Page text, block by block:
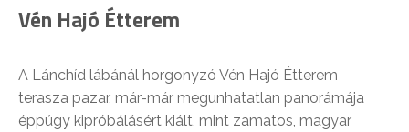
Vén Hajó Étterem
A Lánchíd lábánál horgonyzó Vén Hajó Étterem
terasza pazar, már-már megunhatatlan panorámája
éppúgy kipróbálásért kiált, mint zamatos, magyar